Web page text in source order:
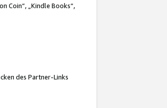
Coin“, „Kindle Books“,
des Partner-Links